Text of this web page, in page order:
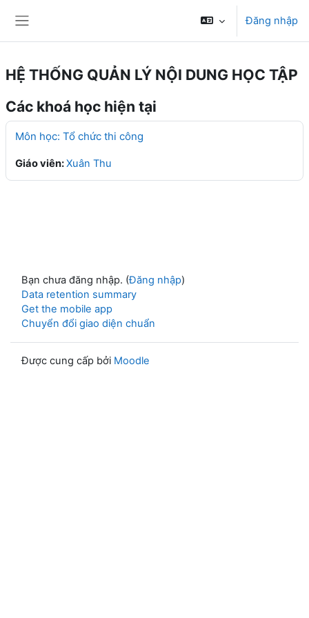
Đăng nhập
HỆ THỐNG QUẢN LÝ NỘI DUNG HỌC TẬP
Các khoá học hiện tại
Môn học: Tổ chức thi công
Giáo viên:Xuân Thu
Bạn chưa đăng nhập. (Đăng nhập)
Data retention summary
Get the mobile app
Chuyển đổi giao diện chuẩn
Được cung cấp bởi Moodle